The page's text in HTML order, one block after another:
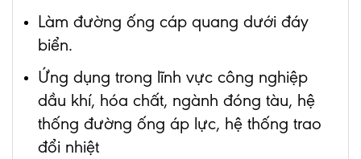
Làm đường ống cáp quang dưới đáy
biển.
Ứng dụng trong lĩnh vực công nghiệp
dầu khí, hóa chất, ngành đóng tàu, hệ
thống đường ống áp lực, hệ thống trao
đổi nhiệt